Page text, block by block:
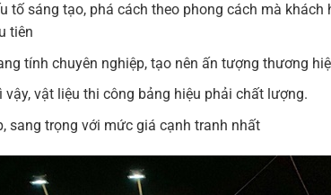
tố sáng tạo, phá cách theo phong cách mà khách
tiên
tính chuyên nghiệp, tạo nên ấn tượng thương
vật liệu thi công bảng hiệu phải chất lượng.
sang trọng với mức giá cạnh tranh nhất